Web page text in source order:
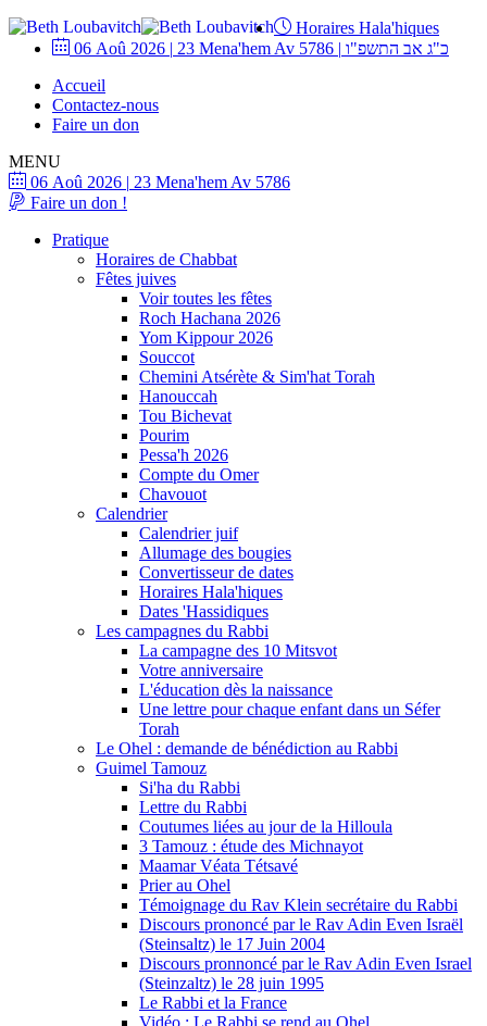
Horaires Hala'hiques
06 Aoû 2026 | 23 Mena'hem Av 5786 | כ"ג אב התשפ"ו
Accueil
Contactez-nous
Faire un don
MENU
06 Aoû 2026 | 23 Mena'hem Av 5786
Faire un don !
Pratique
Horaires de Chabbat
Fêtes juives
Voir toutes les fêtes
Roch Hachana 2026
Yom Kippour 2026
Souccot
Chemini Atsérète & Sim'hat Torah
Hanouccah
Tou Bichevat
Pourim
Pessa'h 2026
Compte du Omer
Chavouot
Calendrier
Calendrier juif
Allumage des bougies
Convertisseur de dates
Horaires Hala'hiques
Dates 'Hassidiques
Les campagnes du Rabbi
La campagne des 10 Mitsvot
Votre anniversaire
L'éducation dès la naissance
Une lettre pour chaque enfant dans un Séfer
Torah
Le Ohel : demande de bénédiction au Rabbi
Guimel Tamouz
Si'ha du Rabbi
Lettre du Rabbi
Coutumes liées au jour de la Hilloula
3 Tamouz : étude des Michnayot
Maamar Véata Tétsavé
Prier au Ohel
Témoignage du Rav Klein secrétaire du Rabbi
Discours prononcé par le Rav Adin Even Israël
(Steinsaltz) le 17 Juin 2004
Discours pronnoncé par le Rav Adin Even Israel
(Steinzaltz) le 28 juin 1995
Le Rabbi et la France
Vidéo : Le Rabbi se rend au Ohel